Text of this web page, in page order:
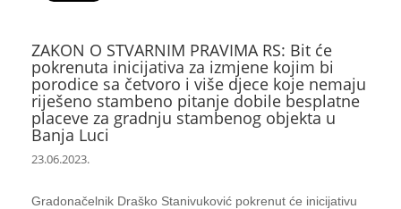
ZAKON O STVARNIM PRAVIMA RS: Bit će
pokrenuta inicijativa za izmjene kojim bi
porodice sa četvoro i više djece koje nemaju
riješeno stambeno pitanje dobile besplatne
placeve za gradnju stambenog objekta u
Banja Luci
23.06.2023.
Gradonačelnik Draško Stanivuković pokrenut će inicijativu